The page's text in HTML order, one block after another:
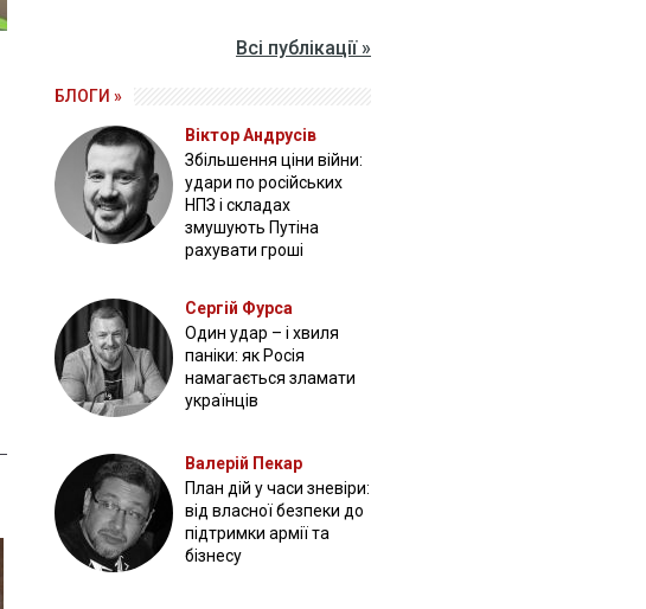
Всі публікації »
БЛОГИ »
Віктор Андрусів
Збільшення ціни війни:
удари по російських
НПЗ і складах
змушують Путіна
рахувати гроші
Сергій Фурса
Один удар – і хвиля
паніки: як Росія
намагається зламати
українців
Валерій Пекар
План дій у часи зневіри:
від власної безпеки до
підтримки армії та
бізнесу